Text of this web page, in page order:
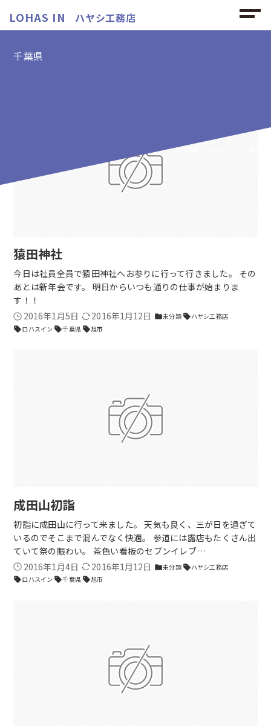
LOHAS IN ハヤシ工務店
千葉県
猿田神社
今日は社員全員で猿田神社へお参りに行って行きました。 その
あとは新年会です。 明日からいつも通りの仕事が始まりま
す！！
2016年1月5日
2016年1月12日 folder未分類 sellハヤシ工務店
sellロハスイン sell千葉県 sell旭市
成田山初詣
初詣に成田山に行って来ました。 天気も良く、三が日を過ぎて
いるのでそこまで混んでなく快適。 参道には露店もたくさん出
ていて祭の賑わい。 茶色い看板のセブンイレブ…
2016年1月4日
2016年1月12日 folder未分類 sellハヤシ工務店
sellロハスイン sell千葉県 sell旭市